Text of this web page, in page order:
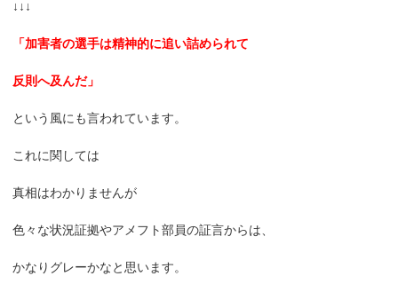
↓↓↓
「加害者の選手は精神的に追い詰められて
反則へ及んだ」
という風にも言われています。
これに関しては
真相はわかりませんが
色々な状況証拠やアメフト部員の証言からは、
かなりグレーかなと思います。